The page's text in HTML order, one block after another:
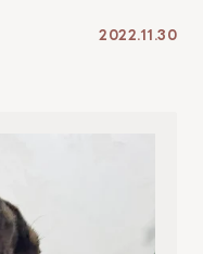
2022.11.30